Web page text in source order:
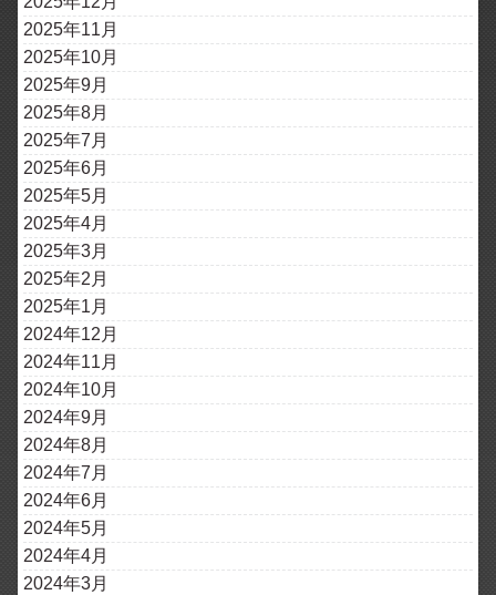
2025年11月
2025年10月
2025年9月
2025年8月
2025年7月
2025年6月
2025年5月
2025年4月
2025年3月
2025年2月
2025年1月
2024年12月
2024年11月
2024年10月
2024年9月
2024年8月
2024年7月
2024年6月
2024年5月
2024年4月
2024年3月